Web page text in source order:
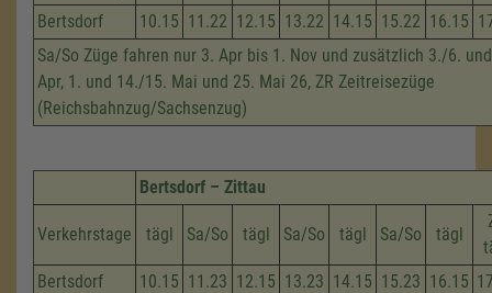
Bertsdorf 10.15 11.22 12.15 13.22 14.15 15.22 16.15
Sa/So Züge fahren nur 3. Apr bis 1. Nov und zusätzlich 3./6.
Apr, 1. und 14./15. Mai und 25. Mai 26, ZR Zeitreisezüge
(Reichsbahnzug/Sachsenzug)
Bertsdorf – Zittau
Verkehrstage tägl Sa/So tägl Sa/So tägl Sa/So tägl
Bertsdorf
10.15 11.23 12.15 13.23 14.15 15.23 16.15